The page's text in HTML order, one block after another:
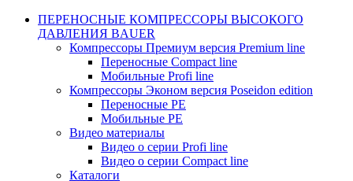
ПЕРЕНОСНЫЕ КОМПРЕССОРЫ ВЫСОКОГО
ДАВЛЕНИЯ BAUER
Компрессоры Премиум версия Premium line
Переносные Compact line
Мобильные Profi line
Компрессоры Эконом версия Poseidon edition
Переносные PE
Мобильные PE
Видео материалы
Видео о серии Profi line
Видео о серии Compact line
Каталоги